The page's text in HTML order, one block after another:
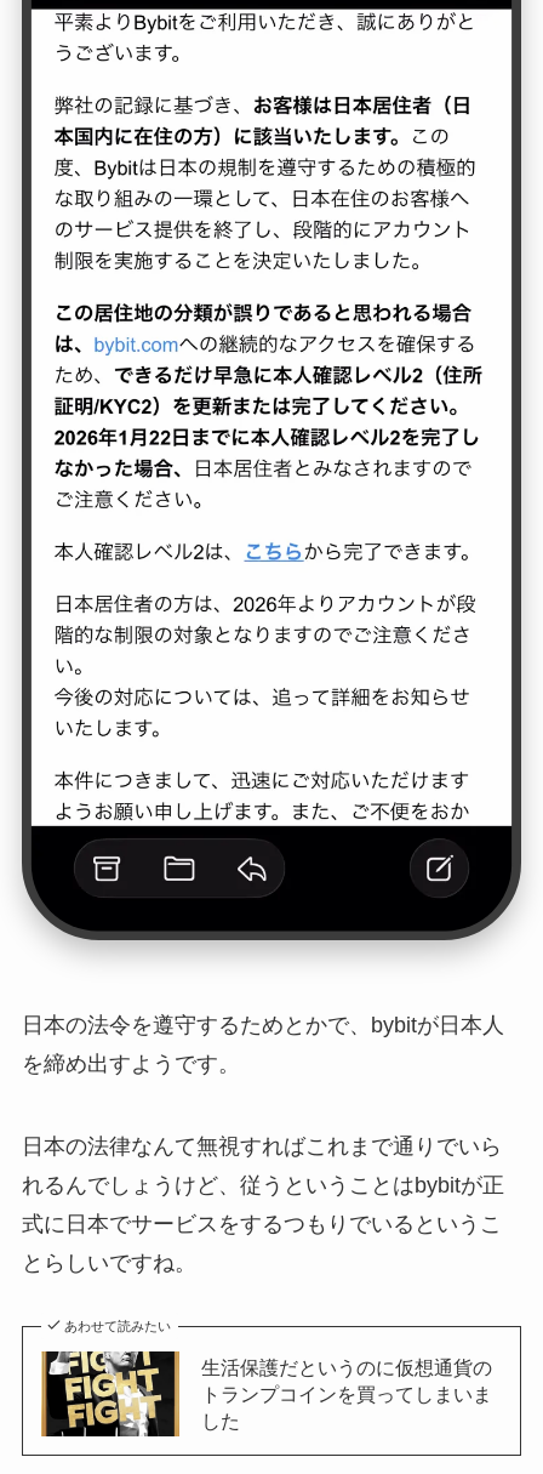
日本の法令を遵守するためとかで、bybitが日本人
を締め出すようです。
日本の法律なんて無視すればこれまで通りでいら
れるんでしょうけど、従うということはbybitが正
式に日本でサービスをするつもりでいるというこ
とらしいですね。
あわせて読みたい
生活保護だというのに仮想通貨の
トランプコインを買ってしまいま
した